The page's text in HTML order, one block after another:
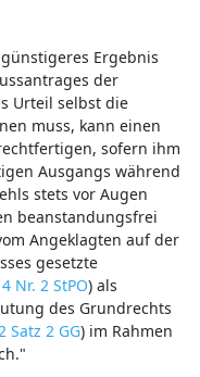
Ergebnis
der
Urteil selbst die
muss, kann einen
sofern ihm
Ausgangs während
stets vor Augen
beanstandungsfrei
Angeklagten auf der
gesetzte
Nr. 2 StPO) als
des Grundrechts
Satz 2 GG) im Rahmen